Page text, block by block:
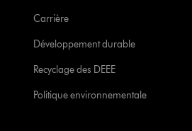
Carrière
Développement durable
Recyclage des DEEE
Politique environnementale